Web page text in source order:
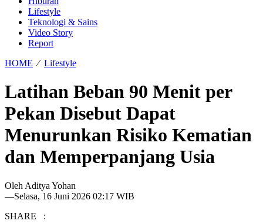
Lifestyle
Teknologi & Sains
Video Story
Report
HOME ⁄ Lifestyle
Latihan Beban 90 Menit per
Pekan Disebut Dapat
Menurunkan Risiko Kematian
dan Memperpanjang Usia
Oleh Aditya Yohan
—Selasa, 16 Juni 2026 02:17 WIB
SHARE :